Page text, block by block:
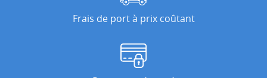
Frais de port à prix coûtant